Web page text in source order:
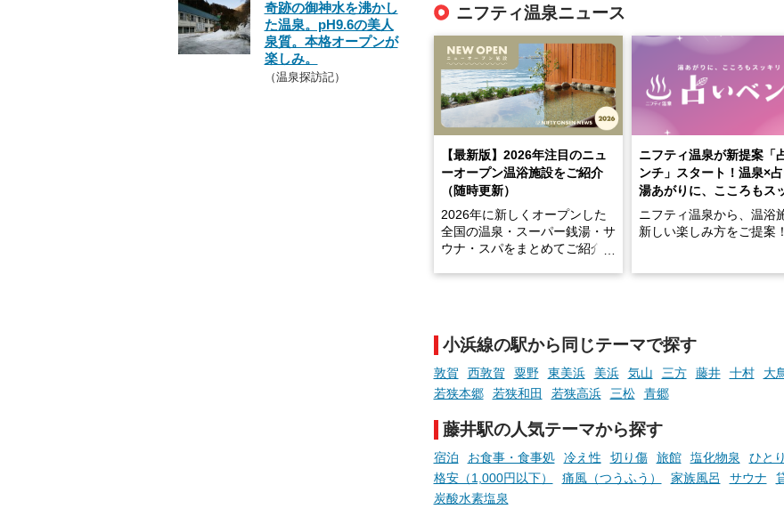
ニフティ温泉ニュース
【最新版】2026年注目のニュ
ーオープン温浴施設をご紹介
（随時更新）
2026年に新しくオープンした
全国の温泉・スーパー銭湯・サ
ウナ・スパをまとめてご紹介！
まったスポットが続々登場して
います。
現地取材記事もあわせて紹介し
ていますので、気になる施設は
ぜひチェックして次のおでかけ
先の参考にしてみてください
ね。
ニフティ温泉が新提案「
ンチ」スタート！温泉×
湯あがりに、こころもス
ニフティ温泉から、温浴
新しい楽しみ方をご提案！
手相やタロットなど気軽
める占いで、“ととのう”お
時間を、もっと特別に。
小浜線の駅から同じテーマで探す
敦賀 西敦賀 粟野 東美浜 美浜 気山 三方 藤井 十村 大
若狭本郷
若狭和田 若狭高浜 三松 青郷
藤井駅の人気テーマから探す
宿泊 お食事・食事処 冷え性 切り傷 旅館 塩化物泉 ひと
格安（1,000円以下）
痛風（つうふう） 家族風呂 サウナ
炭酸水素塩泉
奇跡の御神水を沸かし
た温泉。pH9.6の美人
泉質。本格オープンが
楽しみ。
（温泉探訪記）